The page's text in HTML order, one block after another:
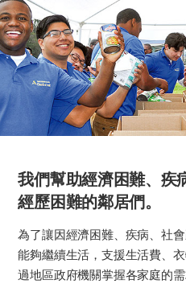
我們幫助經濟困難、疾
經歷困難的鄰居們。
為了讓因經濟困難、疾病、社
能夠繼續生活，支援生活費、
過地區政府機關掌握各家庭的